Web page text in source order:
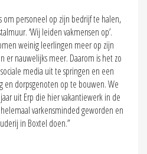
om personeel op zijn bedrijf te halen,
‘Wij leiden vakmensen op’.
weinig leerlingen meer op zijn
er nauwelijks meer. Daarom is het zo
media uit te springen en een
dorpsgenoten op te bouwen. We
uit Erp die hier vakantiewerk in de
varkensminded geworden en
in Boxtel doen.”